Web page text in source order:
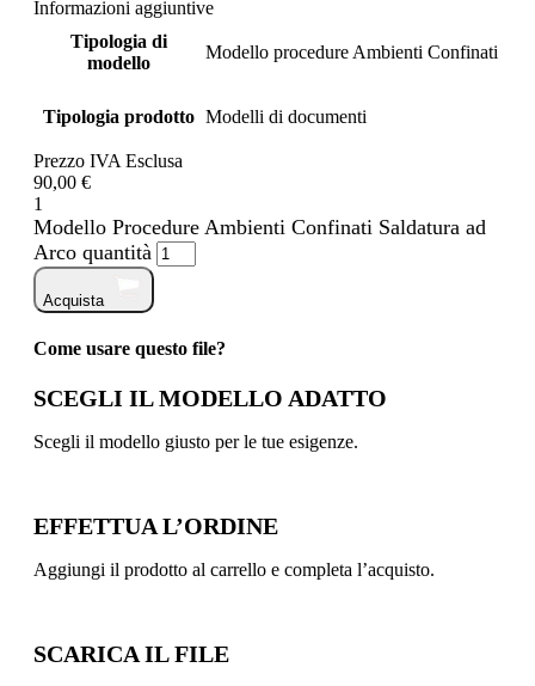
Informazioni aggiuntive
Tipologia di
modello
Modello procedure Ambienti Confinati
Tipologia prodotto Modelli di documenti
Prezzo IVA Esclusa
90,00 €
1
Modello Procedure Ambienti Confinati Saldatura ad
Arco quantità
Acquista
Come usare questo file?
SCEGLI IL MODELLO ADATTO
Scegli il modello giusto per le tue esigenze.
EFFETTUA L’ORDINE
Aggiungi il prodotto al carrello e completa l’acquisto.
SCARICA IL FILE